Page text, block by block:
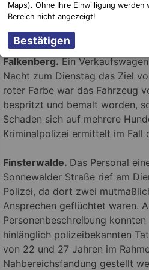
Foto: Blaulichtreport Elbe –
Falkenberg.Ein
Nacht zum Dienstag das Ziel
roter Farbe war das Fahrzeug
bespritzt und bemalt worden,
Schaden sich auf mehrere
Kriminalpolizei ermittelt im Fall
Finsterwalde. Das Personal
Sonnewalder Straße rief am
Polizei, da dort zwei
Ansprechen geflüchtet waren.
Personenbeschreibung
hinlänglich polizeibekannten
von 22 und 27 Jahren im
Nahbereichsfandung gestellt
Maps). Ohne Ihre Einwilligung werden
Bereich nicht angezeigt!